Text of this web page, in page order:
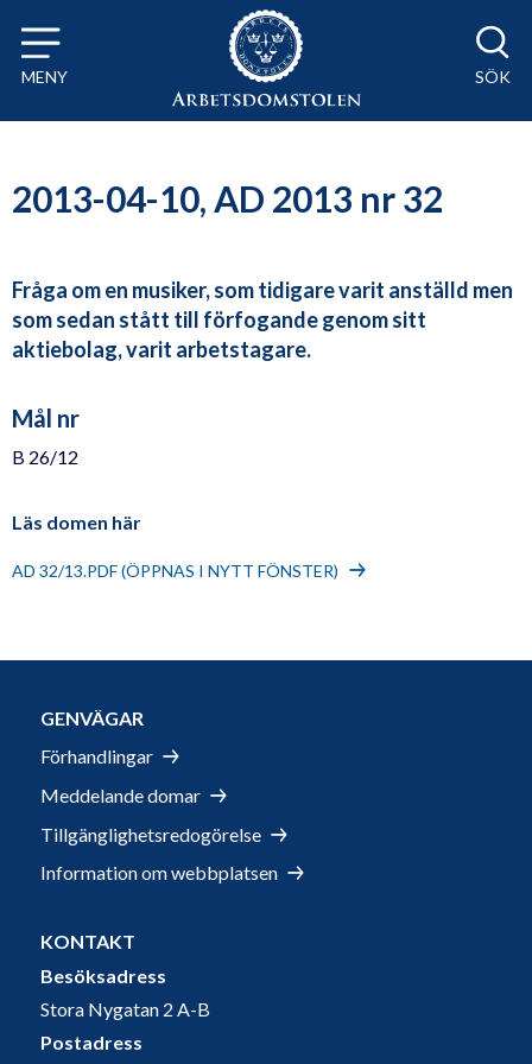
Till innehåll på sidan x
MENY SÖK
2013-04-10, AD 2013 nr 32
Fråga om en musiker, som tidigare varit anställd men
som sedan stått till förfogande genom sitt
aktiebolag, varit arbetstagare.
Mål nr
B 26/12
Läs domen här
AD 32/13.PDF (ÖPPNAS I NYTT FÖNSTER)
GENVÄGAR
Förhandlingar
Meddelande domar
Tillgänglighetsredogörelse
Information om webbplatsen
KONTAKT
Besöksadress
Stora Nygatan 2 A-B
Postadress